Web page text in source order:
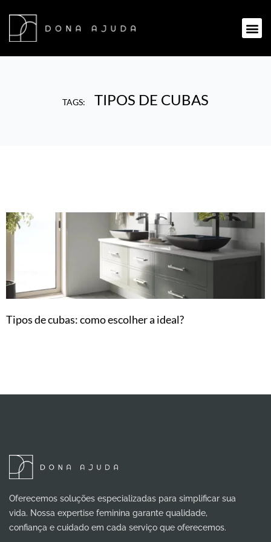
TAGS: TIPOS DE CUBAS
Tipos de cubas: como escolher a ideal?
Oferecemos soluções especializadas para simplificar sua
vida. Nossa expertise feminina garante qualidade,
confiança e cuidado em cada serviço que oferecemos.